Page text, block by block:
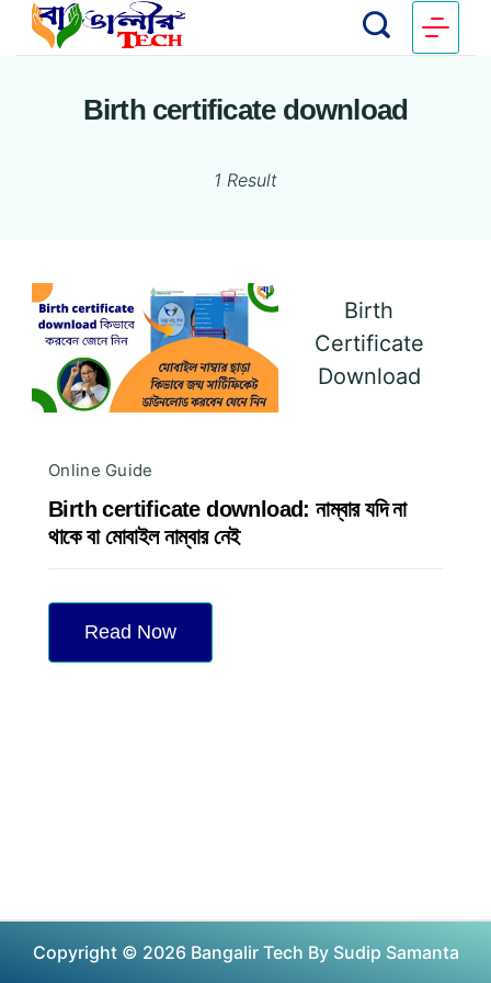
Birth certificate download
1 Result
Birth
Certificate
Download
Online Guide
Birth certificate download: নাম্বার যদি না
থাকে বা মোবাইল নাম্বার নেই
Read Now
Copyright © 2026 Bangalir Tech By Sudip Samanta